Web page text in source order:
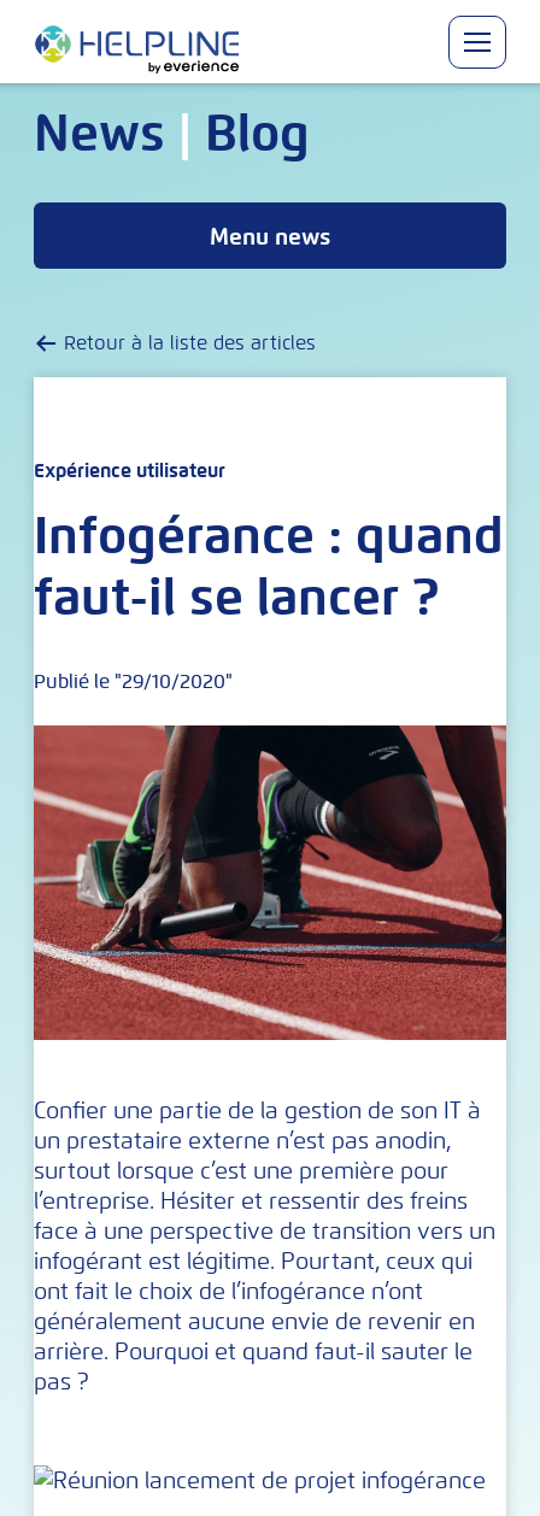
News | Blog
Menu news
Retour à la liste des articles
Expérience utilisateur
Infogérance : quand
faut-il se lancer ?
Publié le "29/10/2020"
Confier une partie de la gestion de son IT à
un prestataire externe n’est pas anodin,
surtout lorsque c’est une première pour
l’entreprise. Hésiter et ressentir des freins
face à une perspective de transition vers un
infogérant est légitime. Pourtant, ceux qui
ont fait le choix de l’infogérance n’ont
généralement aucune envie de revenir en
arrière. Pourquoi et quand faut-il sauter le
pas ?